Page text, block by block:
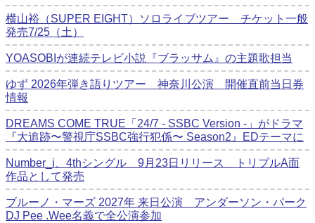
横山裕（SUPER EIGHT）ソロライブツアー チケット一般
発売7/25（土）
YOASOBIが連続テレビ小説『ブラッサム』の主題歌担当
ゆず 2026年弾き語りツアー 神奈川公演 開催直前当日券
情報
DREAMS COME TRUE「24/7 - SSBC Version -」がドラマ
『大追跡〜警視庁SSBC強行犯係〜 Season2』EDテーマに
Number_i、4thシングル 9月23日リリース トリプルA面
作品として発売
ブルーノ・マーズ 2027年 来日公演 アンダーソン・パーク
DJ Pee .Wee名義で全公演参加